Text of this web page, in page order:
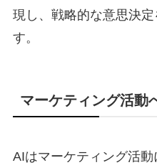
現し、戦略的な意思決
す。
マーケティング活動
AIはマーケティング活